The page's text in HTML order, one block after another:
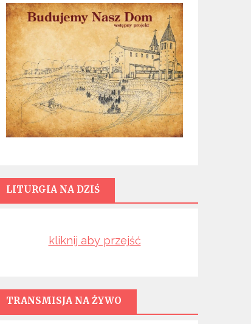
LITURGIA NA DZIŚ
kliknij aby przejść
TRANSMISJA NA ŻYWO